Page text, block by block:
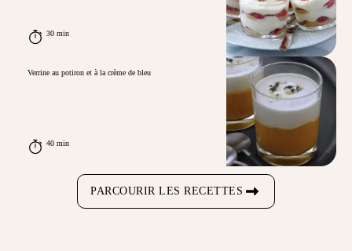
30 min
Verrine au potiron et à la crème de bleu
40 min
PARCOURIR LES RECETTES